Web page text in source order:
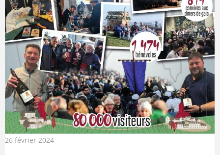
26 février 2024